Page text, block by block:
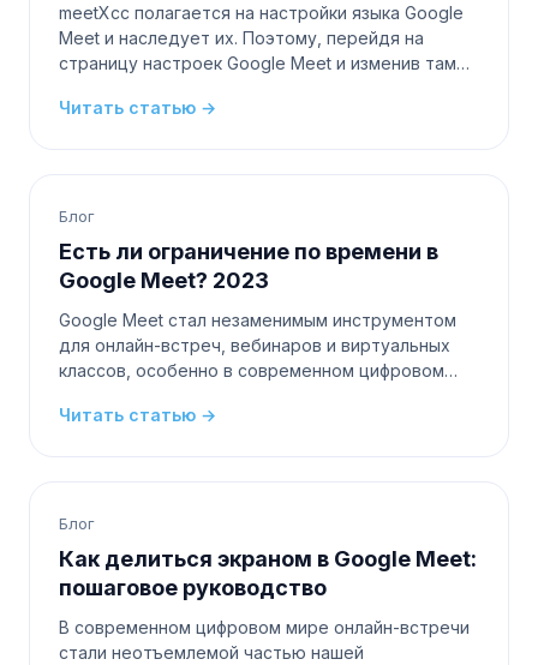
meetXcc полагается на настройки языка Google
Meet и наследует их. Поэтому, перейдя на
страницу настроек Google Meet и изменив там
meetXcc. Шаг 1. Найдите
Читать статью →
Блог
Есть ли ограничение по времени в
Google Meet? 2023
Google Meet стал незаменимым инструментом
для онлайн-встреч, вебинаров и виртуальных
классов, особенно в современном цифровом
платформу для различных коммуникаци
Читать статью →
Блог
Как делиться экраном в Google Meet:
пошаговое руководство
В современном цифровом мире онлайн-встречи
стали неотъемлемой частью нашей